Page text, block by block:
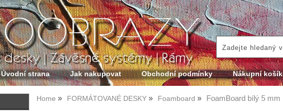
Úvodní strana Jak nakupovat Obchodní podmínky Nákupní košík
Home FORMÁTOVANÉ DESKY Foamboard FoamBoard bílý 5 mm